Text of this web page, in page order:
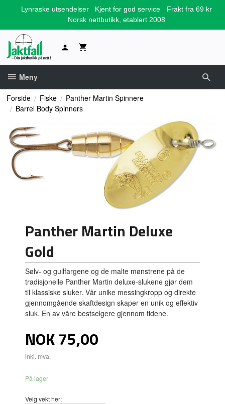
Lynraske utsendelser Kjent for god service
Frakt fra 69 kr
Norsk nettbutikk, etablert 2008
Meny
Forside Fiske
Panther Martin Spinnere
Barrel Body Spinners
Panther Martin Deluxe
Gold
Sølv- og gullfargene og de malte mønstrene på de
tradisjonelle Panther Martin deluxe-slukene gjør dem
til klassiske sluker. Vår unike messingkropp og direkte
gjennomgående skaftdesign skaper en unik og effektiv
sluk. En av våre bestselgere gjennom tidene.
Pris
NOK75,00
inkl. mva.
På lager
Velg vekt her: